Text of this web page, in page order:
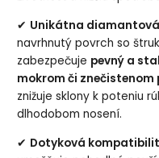
✔ Unikátna
navrhnutý povrch so
zabezpečuje pevný a
mokrom či
znižuje sklony k poteniu
dlhodobom nosení.
✔ Dotyková